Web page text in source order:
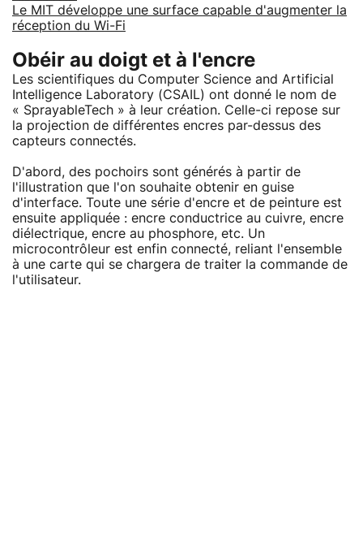
Le MIT développe une surface capable d'augmenter la
réception du Wi-Fi
Obéir au doigt et à l'encre
Les scientifiques du Computer Science and Artificial
Intelligence Laboratory (CSAIL) ont donné le nom de
« SprayableTech » à leur création. Celle-ci repose sur
la projection de différentes encres par-dessus des
capteurs connectés.
D'abord, des pochoirs sont générés à partir de
l'illustration que l'on souhaite obtenir en guise
d'interface. Toute une série d'encre et de peinture est
ensuite appliquée : encre conductrice au cuivre, encre
diélectrique, encre au phosphore, etc. Un
microcontrôleur est enfin connecté, reliant l'ensemble
à une carte qui se chargera de traiter la commande de
l'utilisateur.